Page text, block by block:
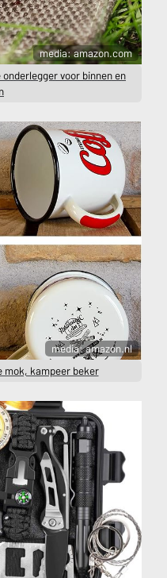
media: amazon.com
voor binnen en
media: amazon.nl
mok, kampeer beker